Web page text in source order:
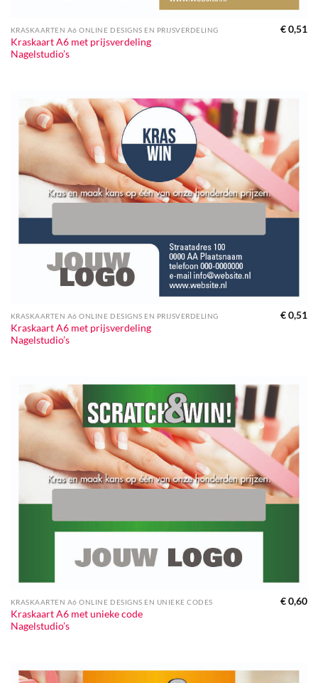
KRASKAARTEN A6 ONLINE DESIGNS EN PRIJSVERDELING
Kraskaart A6 met prijsverdeling
Nagelstudio’s
€0,51
KRASKAARTEN A6 ONLINE DESIGNS EN PRIJSVERDELING
Kraskaart A6 met prijsverdeling
Nagelstudio’s
€0,51
KRASKAARTEN A6 ONLINE DESIGNS EN UNIEKE CODES
Kraskaart A6 met unieke code
Nagelstudio’s
€0,60